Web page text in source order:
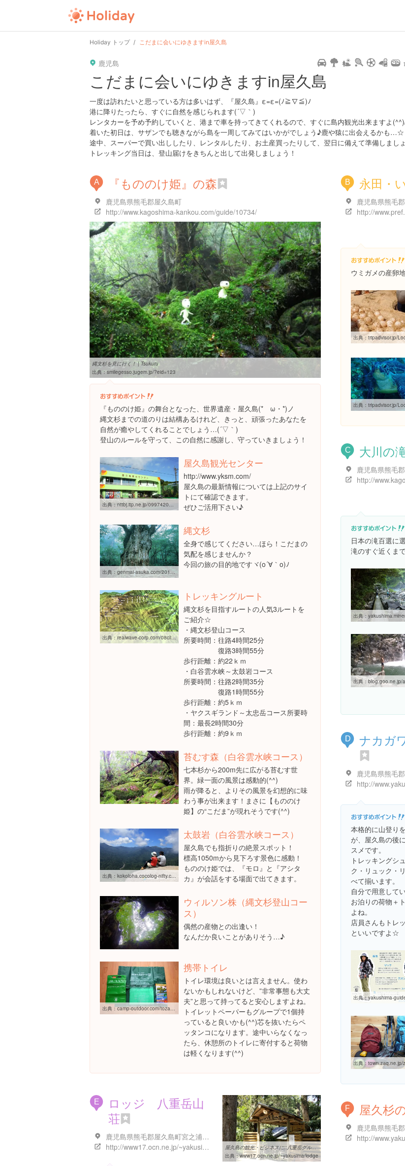
Holiday トップ こだまに会いにゆきますin屋久島
鹿児島
user
osaka kyoto hyogo
pin tel time url
こだまに会いにゆきますin屋久島
一度は訪れたいと思っている方は多いはず、『屋久島』ε=ε=(ﾉ≧∇≦)ﾉ
港に降りたったら、すぐに自然を感じられます(´▽｀)
レンタカーを予め予約していくと、港まで車を持ってきてくれるので、すぐに島内観光出来ますよ
着いた初日は、サザンでも聴きながら島を一周してみてはいかがでしょう♪鹿や猿に出会えるかも…☆
途中、スーパーで買い出ししたり、レンタルしたり、お土産買ったりして、翌日に備えて準備しまし
トレッキング当日は、登山届けをきちんと出して出発しましょう！
A 『もののけ姫』の森
鹿児島県熊毛郡屋久島町
http://www.kagoshima-kankou.com/guide/10734/
縄文杉を見に行く！ | Tsukuru
出典： smilegesso.jugem.jp/?eid=123
『もののけ姫』の舞台となった、世界遺産・屋久島(*ゝω・*)ノ
縄文杉までの道のりは結構あるけれど、きっと、頑張ったあなたを
自然が癒やしてくれることでしょう…(´▽｀)
登山のルールを守って、この自然に感謝し、守っていきましょう！
出典： nttbj.itp.ne.jp/0997420091/index.html?wq=
屋久島観光センター
http://www.yksm.com/
屋久島の最新情報については上記のサイ
トにて確認できます。
ぜひご活用下さい♪
出典： genmai-asuka.com/2013/11/03/jomon_sugi-kyoto_ohara
縄文杉
全身で感じてください…ほら！こだまの
気配を感じませんか？
今回の旅の目的地ですヾ(o´∀｀o)ﾉ
出典： realwave-corp.com/08climbing/02/00/01.htm
トレッキングルート
縄文杉を目指すルートの人気3ルートを
ご紹介☆
・縄文杉登山コース
所要時間：往路4時間25分
復路3時間55分
歩行距離：約22ｋｍ
・白谷雲水峡～太鼓岩コース
所要時間：往路2時間35分
復路1時間55分
歩行距離：約5ｋｍ
・ヤクスギランド～太忠岳コース所要時
間：最長2時間30分
歩行距離：約9ｋｍ
苔むす森（白谷雲水峡コース）
七本杉から200m先に広がる苔むす世
界。緑一面の風景は感動的(^^)
雨が降ると、よりその風景を幻想的に味
わう事が出来ます！まさに【もののけ
姫】の“こだま”が現れそうです(^^)
出典： kokoloha.cocolog-nifty.com/blog/2011/07/post-3a20.html
太鼓岩（白谷雲水峡コース）
屋久島でも指折りの絶景スポット！
標高1050mから見下ろす景色に感動！
もののけ姫では、『モロ』と『アシタ
カ』が会話をする場面で出てきます。
ウィルソン株（縄文杉登山コー
ス）
偶然の産物との出逢い！
なんだか良いことがありそう…♪
出典：camp-outdoor.com/tozan/fujisan/keitai_toilet.shtml
携帯トイレ
トイレ環境は良いとは言えません。使わ
ないかもしれないけど、”非常事態も大丈
夫”と思って持ってると安心しますよね。
トイレットペーパーもグループで1個持
っていると良いかも(^^)芯を抜いたらペ
ッタンコになります。途中いらなくなっ
たら、休憩所のトイレに寄付すると荷物
は軽くなります(^^)
B 永田・
鹿児島県熊毛
ウミガメの産卵
出典：tripadvisor.jp/LocationPhotoDirectLink-g1121600-d1590247-i64370413-Nagata_Inakahama-
出典： tripadvisor.jp/LocationPhotoDirectLink-g1121600-d1590247-i22975492-Nagata_Inakahama-
C 大川の
鹿児島県熊毛
日本の滝百選に
滝のすぐ近くま
出典： yakushima.minerva.cc/
出典：blog.goo.ne.jp/aroundyakushima/e/
D ナカガ
http://
本格的に山登り
が、屋久島の後
スメです。
トレッキングシ
ク・リュック・
べて揃います。
自分で用意して
お泊りの荷物＋
よね。
店員さんもトレ
といいですよ☆
出典：yakushima-
出典： town.zaq.ne.jp/zaq_spot/nearSpot/spot_id/
E
ロッジ 八重岳山
荘
鹿児島県熊毛郡屋久島町宮之浦２１９１
http://www17.ocn.ne.jp/~yakusima/lodge/index.html
屋久島の観光・ビジネスに::八重岳グループ
出典：www17.ocn.ne.jp/~yakusima/lodge
F 屋久杉
http://